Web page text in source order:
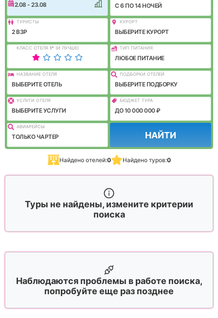
12.08 - 23.08 C 6 ПО 14 НОЧЕЙ
ТУРИСТЫ
2 ВЗР
КУРОРТ
ВЫБЕРИТЕ КУРОРТ
КЛАСС ОТЕЛЯ 1* (И ЛУЧШЕ) ТИП ПИТАНИЯ
ЛЮБОЕ ПИТАНИЕ
НАЗВАНИЕ ОТЕЛЯ
ВЫБЕРИТЕ ОТЕЛЬ
ПОДБОРКИ ОТЕЛЕЙ
ВЫБЕРИТЕ ПОДБОРКУ
УСЛУГИ ОТЕЛЯ
ВЫБЕРИТЕ УСЛУГИ
БЮДЖЕТ ТУРА
ДО 10 000 000 ₽
АВИАРЕЙСЫ
ТОЛЬКО ЧАРТЕР НАЙТИ
Найдено отелей:0 Найдено туров:0
Туры не найдены, измените критерии
поиска
Наблюдаются проблемы в работе поиска,
попробуйте еще раз позднее